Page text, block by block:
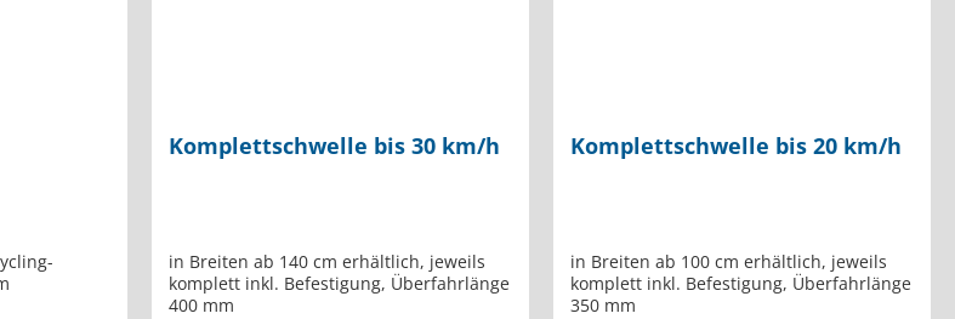
Komplettschwelle bis 30 km/h
in Breiten ab 140 cm erhältlich, jeweils
komplett inkl. Befestigung, Überfahrlänge
400 mm
Komplettschwelle bis 20 km/h
in Breiten ab 100 cm erhältlich, jeweils
komplett inkl. Befestigung, Überfahrlänge
350 mm